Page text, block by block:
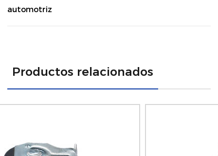
automotriz
Productos relacionados